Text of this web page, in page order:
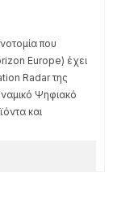
που
Europe) έχει
Radar της
Ψηφιακό
και